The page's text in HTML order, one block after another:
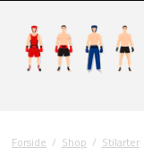
Forside / Shop / Stilarter